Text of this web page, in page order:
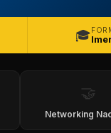
🎓
🤝
Networking